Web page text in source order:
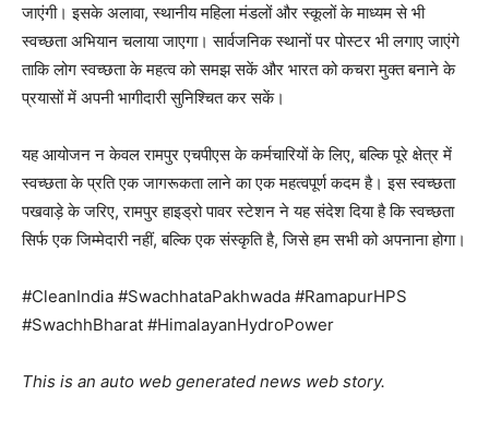
Magazine PRO
जाएंगी। इसके अलावा, स्थानीय महिला मंडलों और स्कूलों के माध्यम से भी
स्वच्छता अभियान चलाया जाएगा। सार्वजनिक स्थानों पर पोस्टर भी लगाए जाएंगे
ताकि लोग स्वच्छता के महत्व को समझ सकें और भारत को कचरा मुक्त बनाने के
प्रयासों में अपनी भागीदारी सुनिश्चित कर सकें।
यह आयोजन न केवल रामपुर एचपीएस के कर्मचारियों के लिए, बल्कि पूरे क्षेत्र में
स्वच्छता के प्रति एक जागरूकता लाने का एक महत्वपूर्ण कदम है। इस स्वच्छता
पखवाड़े के जरिए, रामपुर हाइड्रो पावर स्टेशन ने यह संदेश दिया है कि स्वच्छता
सिर्फ एक जिम्मेदारी नहीं, बल्कि एक संस्कृति है, जिसे हम सभी को अपनाना होगा।
#CleanIndia #SwachhataPakhwada #RamapurHPS
#SwachhBharat #HimalayanHydroPower
This is an auto web generated news web story.